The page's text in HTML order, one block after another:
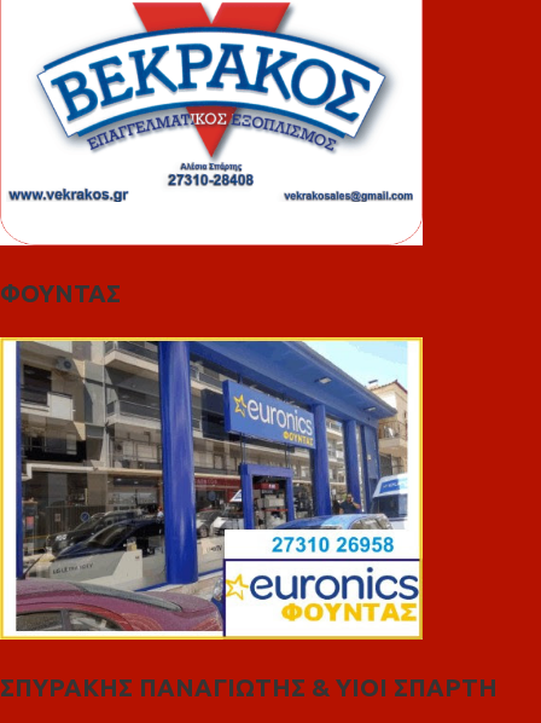
ΦΟΥΝΤΑΣ
ΣΠΥΡΑΚΗΣ ΠΑΝΑΓΙΩΤΗΣ & YIOI ΣΠΑΡΤΗ